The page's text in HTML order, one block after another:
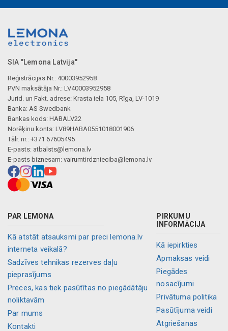
SIA "Lemona Latvija"
Reģistrācijas Nr.: 40003952958
PVN maksātāja Nr.: LV40003952958
Jurid. un Fakt. adrese: Krasta iela 105, Rīga, LV-1019
Banka: AS Swedbank
Bankas kods: HABALV22
Norēķinu konts: LV89HABA0551018001906
Tālr. nr.: +371 67605495
E-pasts: atbalsts@lemona.lv
E-pasts biznesam: vairumtirdznieciba@lemona.lv
PAR LEMONA
Kā atstāt atsauksmi par preci lemona.lv
interneta veikalā?
Sadzīves tehnikas rezerves daļu
pieprasījums
Preces, kas tiek pasūtītas no piegādātāju
noliktavām
Par mums
Kontakti
PIRKUMU
INFORMĀCIJA
Kā iepirkties
Apmaksas veidi
Piegādes
nosacījumi
Privātuma politika
Pasūtījuma veidi
Atgriešanas